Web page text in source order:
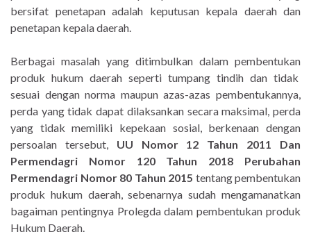
bersifat penetapan adalah keputusan kepala daerah dan
penetapan kepala daerah.
Berbagai masalah yang ditimbulkan dalam pembentukan
produk hukum daerah seperti tumpang tindih dan tidak
sesuai dengan norma maupun azas-azas pembentukannya,
perda yang tidak dapat dilaksankan secara maksimal, perda
yang tidak memiliki kepekaan sosial, berkenaan dengan
persoalan tersebut, UU Nomor 12 Tahun 2011 Dan
Permendagri Nomor 120 Tahun 2018 Perubahan
Permendagri Nomor 80 Tahun 2015 tentang pembentukan
produk hukum daerah, sebenarnya sudah mengamanatkan
bagaiman pentingnya Prolegda dalam pembentukan produk
Hukum Daerah.